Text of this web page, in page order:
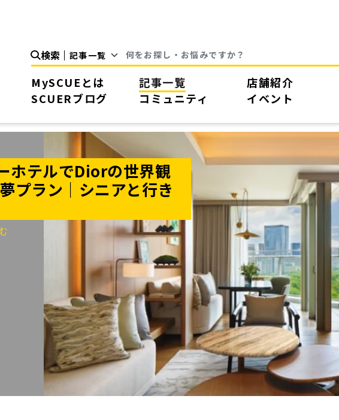
検索
MySCUEとは 記事一覧 店舗紹介
SCUERブログ
コミュニティ イベント
ホテルでDiorの世界観
プラン｜シニアと行き